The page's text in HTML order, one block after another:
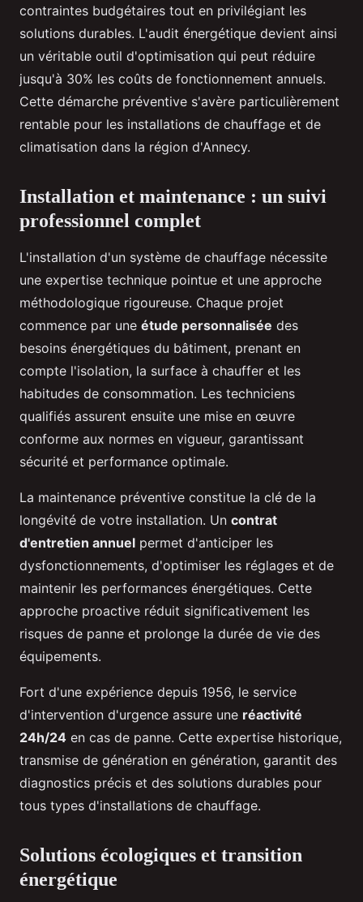
contraintes budgétaires tout en privilégiant les
solutions durables. L'audit énergétique devient ainsi
un véritable outil d'optimisation qui peut réduire
jusqu'à 30% les coûts de fonctionnement annuels.
Cette démarche préventive s'avère particulièrement
rentable pour les installations de chauffage et de
climatisation dans la région d'Annecy.
Installation et maintenance : un suivi
professionnel complet
L'installation d'un système de chauffage nécessite
une expertise technique pointue et une approche
méthodologique rigoureuse. Chaque projet
commence par une étude personnalisée des
besoins énergétiques du bâtiment, prenant en
compte l'isolation, la surface à chauffer et les
habitudes de consommation. Les techniciens
qualifiés assurent ensuite une mise en œuvre
conforme aux normes en vigueur, garantissant
sécurité et performance optimale.
La maintenance préventive constitue la clé de la
longévité de votre installation. Un contrat
d'entretien annuel permet d'anticiper les
dysfonctionnements, d'optimiser les réglages et de
maintenir les performances énergétiques. Cette
approche proactive réduit significativement les
risques de panne et prolonge la durée de vie des
équipements.
Fort d'une expérience depuis 1956, le service
d'intervention d'urgence assure une réactivité
24h/24 en cas de panne. Cette expertise historique,
transmise de génération en génération, garantit des
diagnostics précis et des solutions durables pour
tous types d'installations de chauffage.
Solutions écologiques et transition
énergétique